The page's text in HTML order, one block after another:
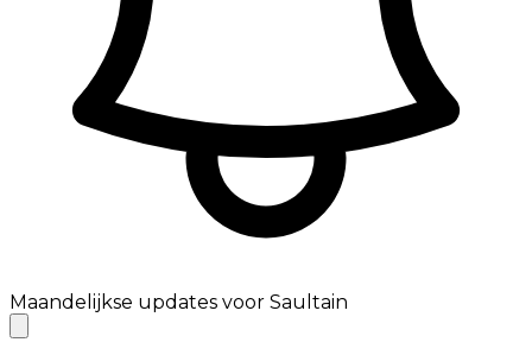
Maandelijkse updates voor Saultain